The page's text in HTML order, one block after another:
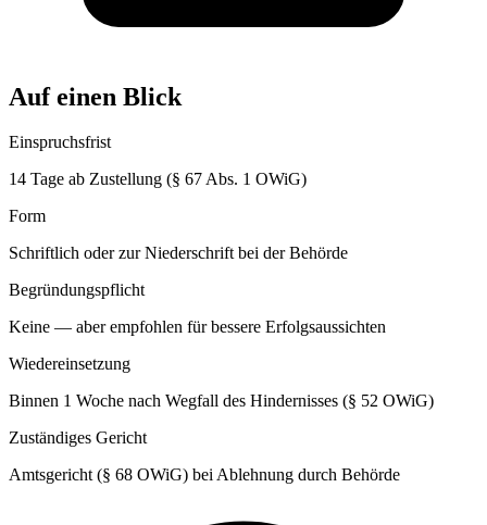
Auf einen Blick
Einspruchsfrist
14 Tage ab Zustellung (§ 67 Abs. 1 OWiG)
Form
Schriftlich oder zur Niederschrift bei der Behörde
Begründungspflicht
Keine — aber empfohlen für bessere Erfolgsaussichten
Wiedereinsetzung
Binnen 1 Woche nach Wegfall des Hindernisses (§ 52 OWiG)
Zuständiges Gericht
Amtsgericht (§ 68 OWiG) bei Ablehnung durch Behörde